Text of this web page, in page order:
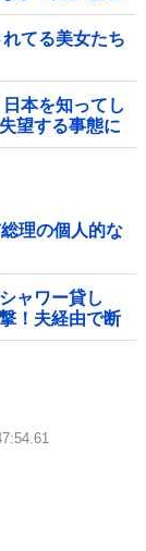
てる美女たち
本を知ってし
望する事態に
理の個人的な
ャワー貸し
！夫経由で断
宅の風呂に入